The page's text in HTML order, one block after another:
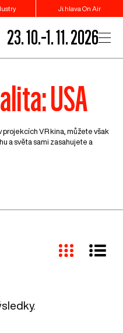
Ji.hlava On Air
23. 10.–1. 11. 2026
USA
VR kina, můžete však
a světa sami zasahujete a